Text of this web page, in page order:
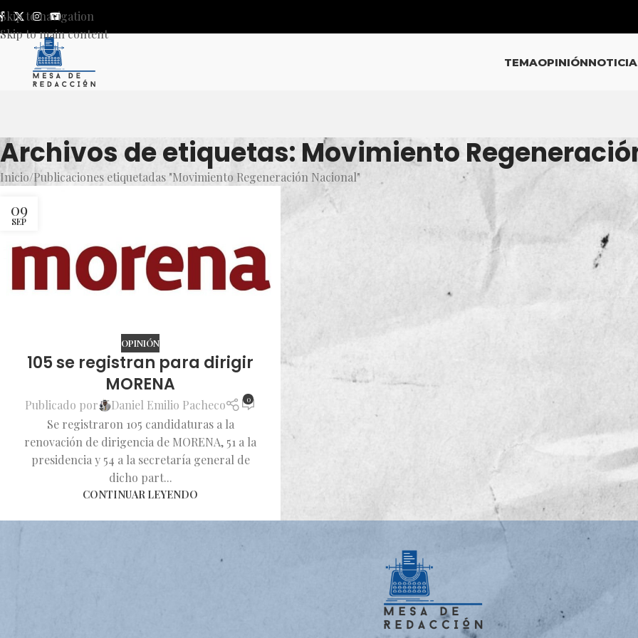
Skip to navigation
Skip to main content
TEMAOPINIÓN
Archivos de etiquetas: Movimiento
Inicio Publicaciones etiquetadas "Movimiento Regeneración Nacional"
09
SEP
OPINIÓN
105 se registran para dirigir
MORENA
Publicado por Daniel Emilio Pacheco 0
Se registraron 105 candidaturas a la
renovación de dirigencia de MORENA, 51 a la
presidencia y 54 a la secretaría general de
dicho part...
CONTINUAR LEYENDO